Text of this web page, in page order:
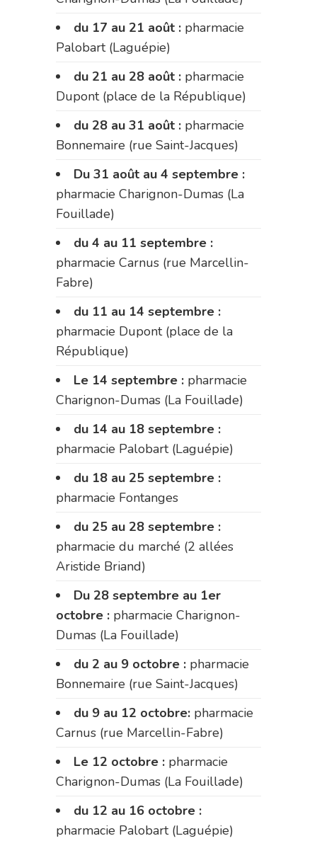
du 17 au 21 août : pharmacie
Palobart (Laguépie)
du 21 au 28 août : pharmacie
Dupont (place de la République)
du 28 au 31 août : pharmacie
Bonnemaire (rue Saint-Jacques)
Du 31 août au 4 septembre :
pharmacie Charignon-Dumas (La
Fouillade)
du 4 au 11 septembre :
pharmacie Carnus (rue Marcellin-
Fabre)
du 11 au 14 septembre :
pharmacie Dupont (place de la
République)
Le 14 septembre : pharmacie
Charignon-Dumas (La Fouillade)
du 14 au 18 septembre :
pharmacie Palobart (Laguépie)
du 18 au 25 septembre :
pharmacie Fontanges
du 25 au 28 septembre :
pharmacie du marché (2 allées
Aristide Briand)
Du 28 septembre au 1er
octobre : pharmacie Charignon-
Dumas (La Fouillade)
du 2 au 9 octobre : pharmacie
Bonnemaire (rue Saint-Jacques)
du 9 au 12 octobre: pharmacie
Carnus (rue Marcellin-Fabre)
Le 12 octobre : pharmacie
Charignon-Dumas (La Fouillade)
du 12 au 16 octobre :
pharmacie Palobart (Laguépie)